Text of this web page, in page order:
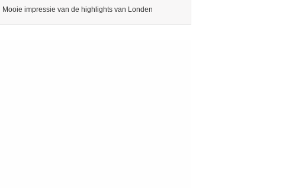
Mooie impressie van de highlights van Londen